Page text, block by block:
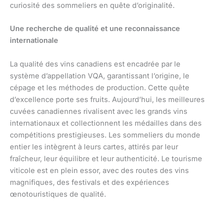
curiosité des sommeliers en quête d’originalité.
Une recherche de qualité et une reconnaissance
internationale
La qualité des vins canadiens est encadrée par le
système d’appellation VQA, garantissant l’origine, le
cépage et les méthodes de production. Cette quête
d’excellence porte ses fruits. Aujourd’hui, les meilleures
cuvées canadiennes rivalisent avec les grands vins
internationaux et collectionnent les médailles dans des
compétitions prestigieuses. Les sommeliers du monde
entier les intègrent à leurs cartes, attirés par leur
fraîcheur, leur équilibre et leur authenticité. Le tourisme
viticole est en plein essor, avec des routes des vins
magnifiques, des festivals et des expériences
œnotouristiques de qualité.